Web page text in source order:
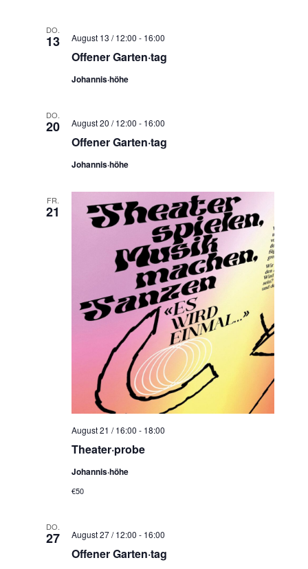
DO.
13
Offener Garten·tag
August 13 / 12:00 - 16:00
Johannis·höhe
DO.
20
Offener Garten·tag
August 20 / 12:00 - 16:00
Johannis·höhe
FR.
21
Theater·probe
August 21 / 16:00 - 18:00
Johannis·höhe
€50
DO.
27
Offener Garten·tag
August 27 / 12:00 - 16:00